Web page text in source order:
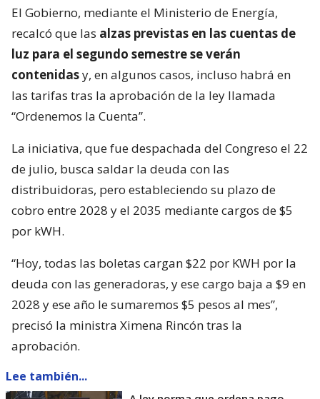
El Gobierno, mediante el Ministerio de Energía,
recalcó que las alzas previstas en las cuentas de
luz para el segundo semestre se verán
contenidasy, en algunos casos, incluso habrá en
las tarifas tras la aprobación de la ley llamada
“Ordenemos la Cuenta”.
La iniciativa, que fue despachada del Congreso el 22
de julio, busca saldar la deuda con las
distribuidoras, pero estableciendo su plazo de
cobro entre 2028 y el 2035 mediante cargos de $5
por kWH.
“Hoy, todas las boletas cargan $22 por KWH por la
deuda con las generadoras, y ese cargo baja a $9 en
2028 y ese año le sumaremos $5 pesos al mes”,
precisó la ministra Ximena Rincón tras la
aprobación.
Lee también...